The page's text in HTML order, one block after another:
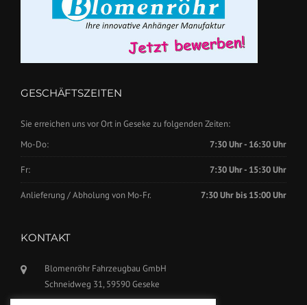
GESCHÄFTSZEITEN
Sie erreichen uns vor Ort in Geseke zu folgenden Zeiten:
Mo-Do:
7:30 Uhr - 16:30 Uhr
Fr: 7:30 Uhr - 15:30 Uhr
Anlieferung / Abholung von Mo-Fr. 7:30 Uhr bis 15:00 Uhr
KONTAKT
Blomenröhr Fahrzeugbau GmbH
Schneidweg 31, 59590 Geseke